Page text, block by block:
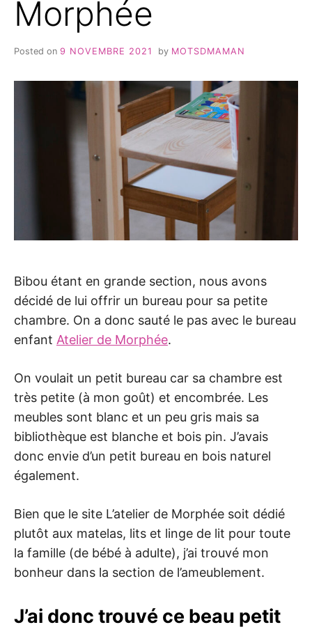
Morphée
Posted on 9 NOVEMBRE 2021 by MOTSDMAMAN
Bibou étant en grande section, nous avons
décidé de lui offrir un bureau pour sa petite
chambre. On a donc sauté le pas avec le bureau
enfant Atelier de Morphée.
On voulait un petit bureau car sa chambre est
très petite (à mon goût) et encombrée. Les
meubles sont blanc et un peu gris mais sa
bibliothèque est blanche et bois pin. J’avais
donc envie d’un petit bureau en bois naturel
également.
Bien que le site L’atelier de Morphée soit dédié
plutôt aux matelas, lits et linge de lit pour toute
la famille (de bébé à adulte), j’ai trouvé mon
bonheur dans la section de l’ameublement.
J’ai donc trouvé ce beau petit